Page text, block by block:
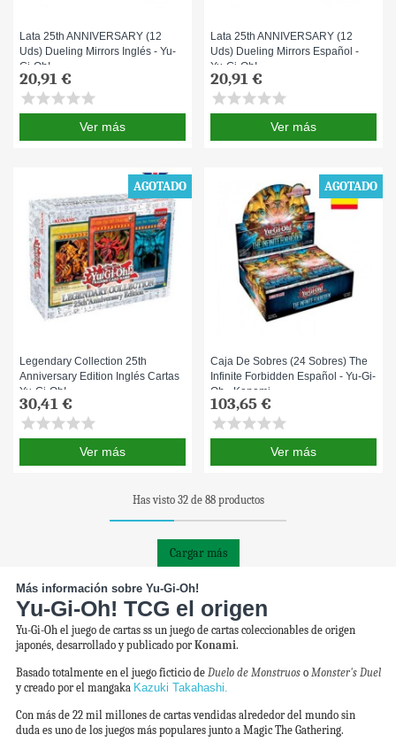
Lata 25th ANNIVERSARY (12
Uds) Dueling Mirrors Inglés - Yu-
Gi-Oh!
20,91 €
starstarstarstarstar
Ver más
Lata 25th ANNIVERSARY (12
Uds) Dueling Mirrors Español -
Yu-Gi-Oh!
20,91 €
starstarstarstarstar
Ver más
Legendary Collection 25th
Anniversary Edition Inglés Cartas
Yu-Gi-Oh!
30,41 €
starstarstarstarstar
Ver más
AGOTADO
Caja De Sobres (24 Sobres) The
Infinite Forbidden Español - Yu-Gi-
Oh - Konami
103,65 €
starstarstarstarstar
Ver más
AGOTADO
Has visto 32 de 88 productos
Cargar más
Más información sobre Yu-Gi-Oh!
Yu-Gi-Oh! TCG el origen
Yu-Gi-Oh el juego de cartas ss un juego de cartas coleccionables de origen
japonés, desarrollado y publicado por Konami.
Basado totalmente en el juego ficticio de Duelo de Monstruoso Monster's Duel
y creado por el mangaka Kazuki Takahashi.
Con más de 22 mil millones de cartas vendidas alrededor del mundo sin
duda es uno de los juegos más populares junto a Magic The Gathering.